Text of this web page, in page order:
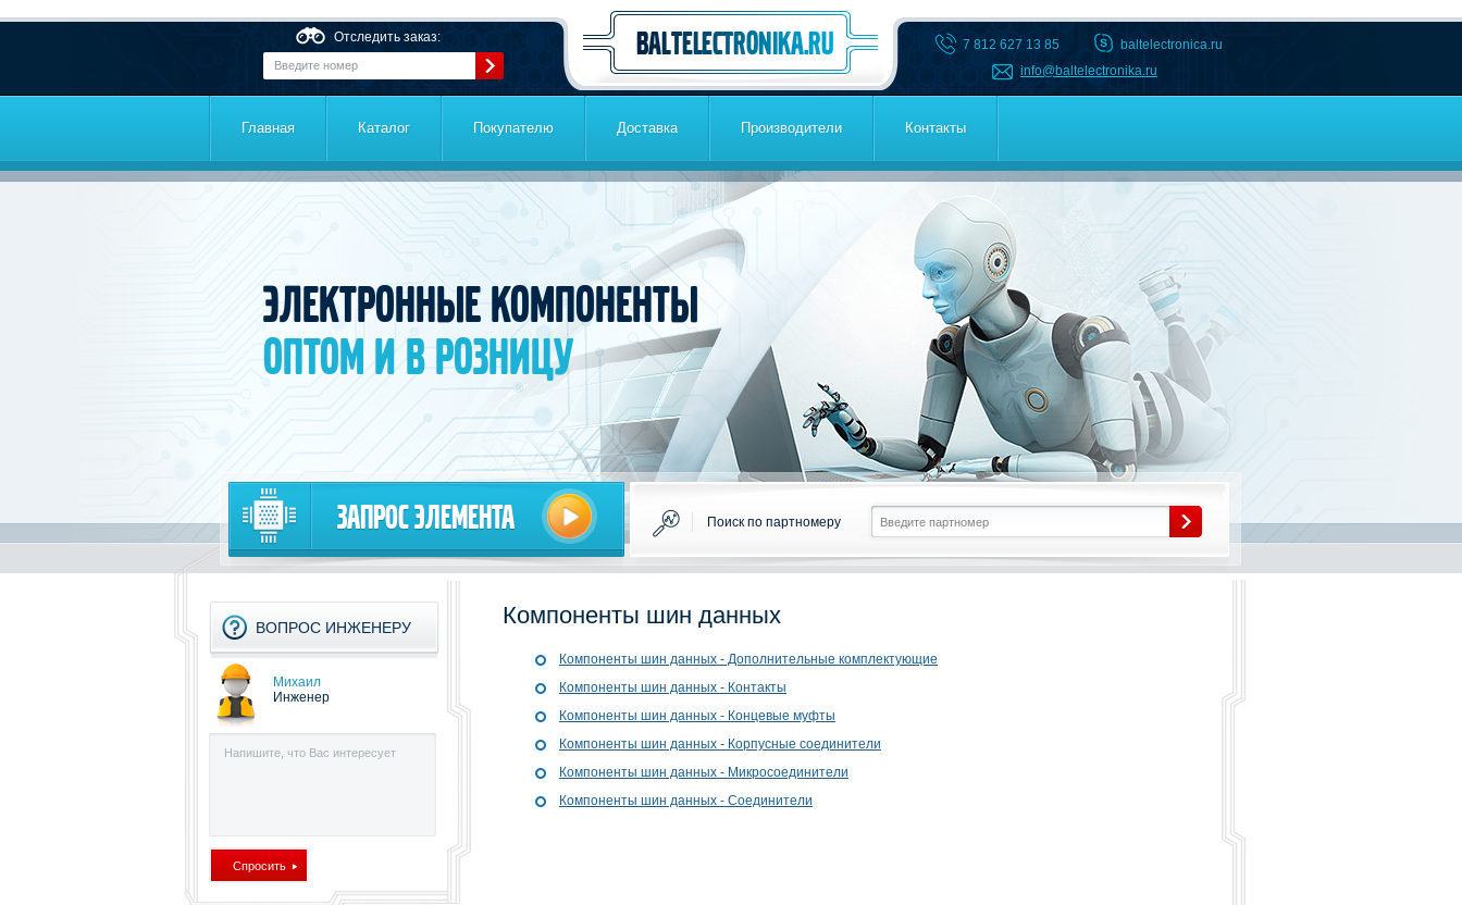
Отследить заказ:
7 812 627 13 85
baltelectronica.ru
info@baltelectronika.ru
Главная Каталог Покупателю Доставка Производители Контакты
Электронные компоненты
оптом и в розницу
Запрос элемента Поиск по партномеру
ВОПРОС ИНЖЕНЕРУ
Михаил
Инженер
Компоненты шин данных
Компоненты шин данных - Дополнительные комплектующие
Компоненты шин данных - Контакты
Компоненты шин данных - Концевые муфты
Компоненты шин данных - Корпусные соединители
Компоненты шин данных - Микросоединители
Компоненты шин данных - Соединители